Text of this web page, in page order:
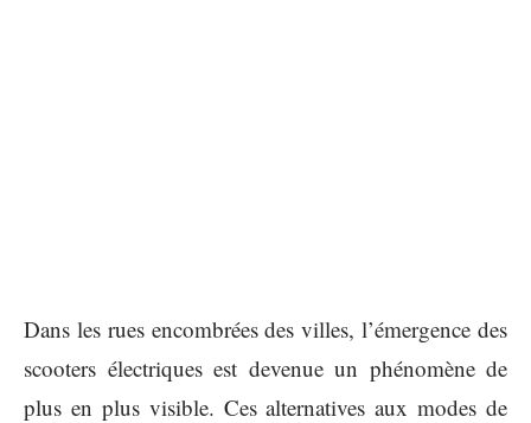
Dans les rues encombrées des villes, l’émergence des
scooters électriques est devenue un phénomène de
plus en plus visible. Ces alternatives aux modes de